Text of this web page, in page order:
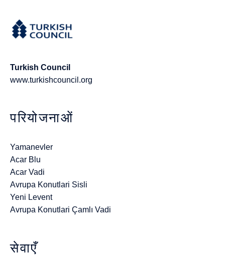
Turkish Council
www.turkishcouncil.org
परियोजनाओं
Yamanevler
Acar Blu
Acar Vadi
Avrupa Konutlari Sisli
Yeni Levent
Avrupa Konutlari Çamlı Vadi
सेवाएँ